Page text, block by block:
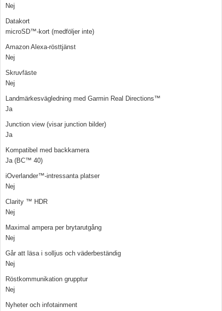
Nej
Datakort
microSD™-kort (medföljer inte)
Amazon Alexa-rösttjänst
Nej
Skruvfäste
Nej
Landmärkesvägledning med Garmin Real Directions™
Ja
Junction view (visar junction bilder)
Ja
Kompatibel med backkamera
Ja (BC™ 40)
iOverlander™-intressanta platser
Nej
Clarity ™ HDR
Nej
Maximal ampera per brytarutgång
Nej
Går att läsa i solljus och väderbeständig
Nej
Röstkommunikation grupptur
Nej
Nyheter och infotainment